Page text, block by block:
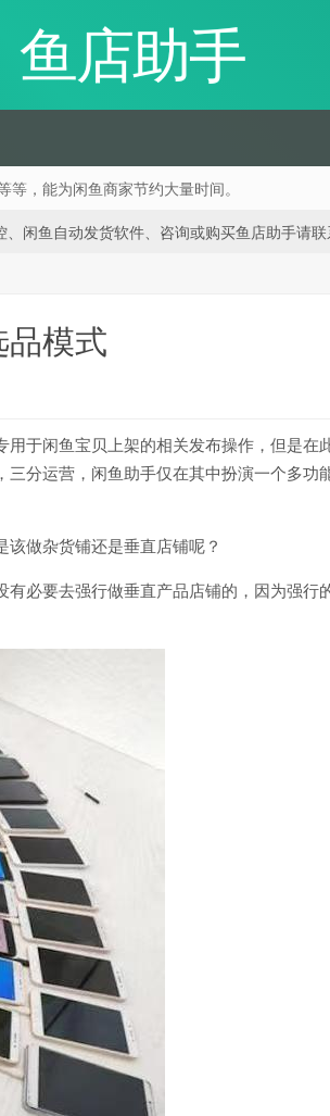
鱼店助手
，能为闲鱼商家节约大量时间。
闲鱼自动发货软件、咨询或购买鱼店助手请
模式
于闲鱼宝贝上架的相关发布操作，但是在
分运营，闲鱼助手仅在其中扮演一个多功
做杂货铺还是垂直店铺呢？
必要去强行做垂直产品店铺的，因为强行